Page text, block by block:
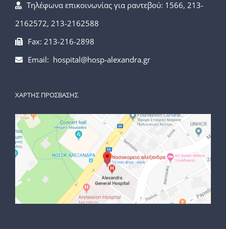
Τηλέφωνα επικοινωνίας για ραντεβού: 1566, 213-
2162572, 213-2162588
Fax: 213-216-2898
Email: hospital@hosp-alexandra.gr
ΧΑΡΤΗΣ ΠΡΟΣΒΑΣΗΣ